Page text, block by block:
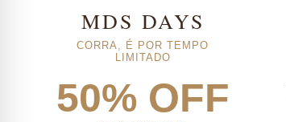
Nenhuma avaliação cadastrada para esse produto.
MDS DAYS
CORRA, É POR TEMPO
LIMITADO
50% OFF